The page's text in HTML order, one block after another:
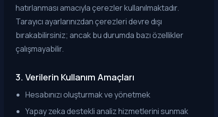
hatırlanması amacıyla çerezler kullanılmaktadır.
Tarayıcı ayarlarınızdan çerezleri devre dışı
bırakabilirsiniz; ancak bu durumda bazı özellikler
çalışmayabilir.
3. Verilerin Kullanım Amaçları
Hesabınızı oluşturmak ve yönetmek
Yapay zeka destekli analiz hizmetlerini sunmak